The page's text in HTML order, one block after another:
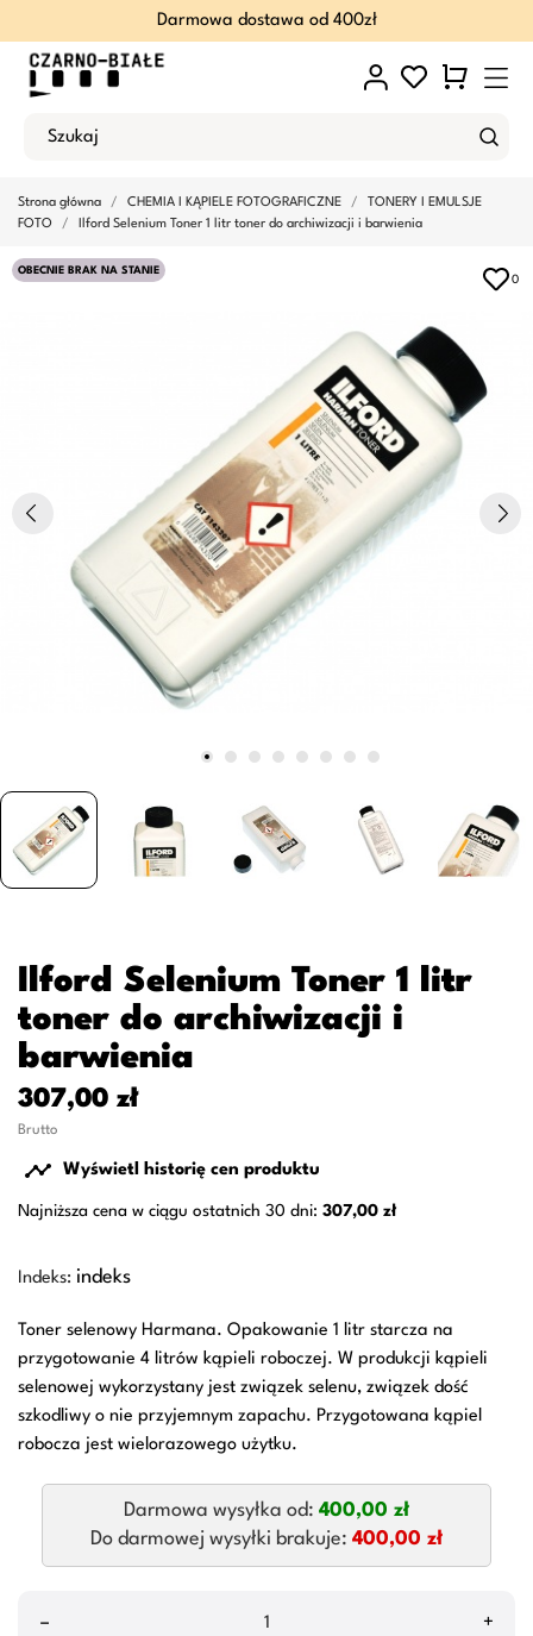
Darmowa dostawa od 400zł
Strona główna CHEMIA I KĄPIELE FOTOGRAFICZNE
TONERY I EMULSJE
FOTO
Ilford Selenium Toner 1 litr toner do archiwizacji i barwienia
OBECNIE BRAK NA STANIE
0
Ilford Selenium Toner 1 litr
toner do archiwizacji i
barwienia
307,00 zł
Brutto
 Wyświetl historię cen produktu
Najniższa cena w ciągu ostatnich 30 dni: 307,00 zł
Indeks: indeks
Toner selenowy Harmana. Opakowanie 1 litr starcza na
przygotowanie 4 litrów kąpieli roboczej. W produkcji kąpieli
selenowej wykorzystany jest związek selenu, związek dość
szkodliwy o nie przyjemnym zapachu. Przygotowana kąpiel
robocza jest wielorazowego użytku.
Darmowa wysyłka od: 400,00 zł
Do darmowej wysyłki brakuje: 400,00 zł
– +